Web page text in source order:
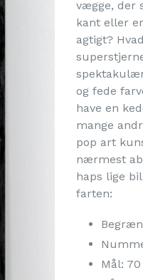
vægge, der
kant eller
agtigt?
og fede
have en
mange
pop art
nærmest
haps lige
farten:
Mål: